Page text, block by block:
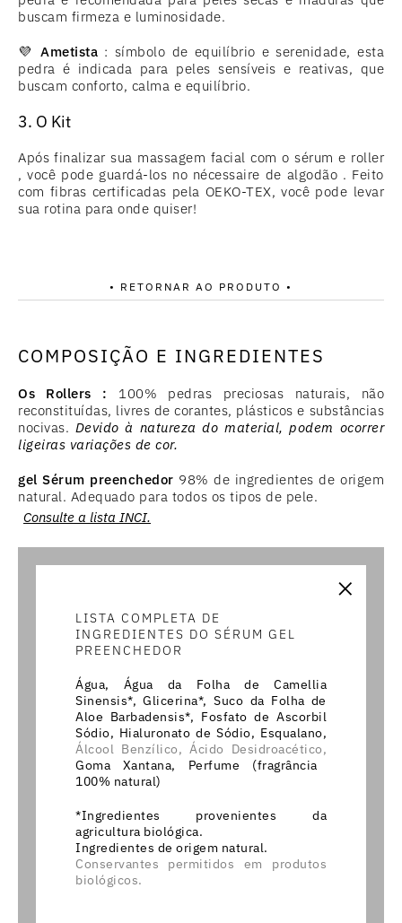
buscam firmeza e luminosidade.
💜Ametista : símbolo de equilíbrio e serenidade, esta
pedra é indicada para peles sensíveis e reativas, que
buscam conforto, calma e equilíbrio.
3. O Kit
Após finalizar sua massagem facial com o sérum e roller
, você pode guardá-los no nécessaire de algodão . Feito
com fibras certificadas pela OEKO-TEX, você pode levar
sua rotina para onde quiser!
• RETORNAR AO PRODUTO •
COMPOSIÇÃO E INGREDIENTES
Os Rollers : 100% pedras preciosas naturais, não
reconstituídas, livres de corantes, plásticos e substâncias
nocivas. Devido à natureza do material, podem ocorrer
ligeiras variações de cor.
gel Sérum preenchedor 98% de ingredientes de origem
natural. Adequado para todos os tipos de pele.
Consulte a lista INCI.
×
LISTA COMPLETA DE
INGREDIENTES DO SÉRUM GEL
PREENCHEDOR
Água, Água da Folha de Camellia
Sinensis*, Glicerina*, Suco da Folha de
Aloe Barbadensis*, Fosfato de Ascorbil
Sódio, Hialuronato de Sódio, Esqualano,
Álcool Benzílico, Ácido Desidroacético,
Goma Xantana, Perfume (fragrância
100% natural)
*Ingredientes provenientes da
agricultura biológica.
Ingredientes de origem natural.
Conservantes permitidos em produtos
biológicos.